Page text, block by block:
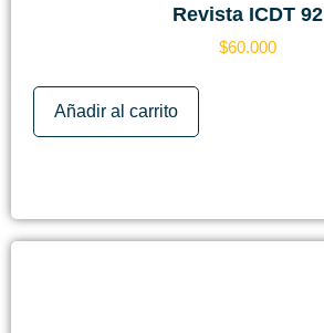
Revista ICDT 92
$60.000
Añadir al carrito